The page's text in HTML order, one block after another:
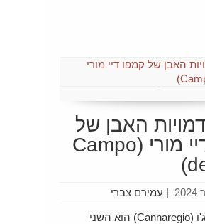
דמויות האבן של
קמפו דיי מורי (Campo
עמירם צברי |
רובע קאנארג'ו (Cannaregio) הוא השני